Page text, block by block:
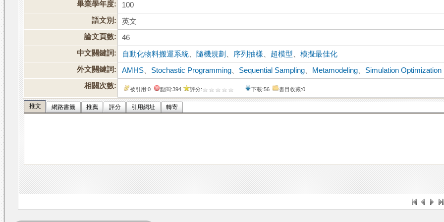
畢業學年度:
100
語文別:
英文
論文頁數:
46
中文關鍵詞:
自動化物料搬運系統 隨機規劃 序列抽樣 超模型 、模擬最佳化
外文關鍵詞:
AMHS Stochastic Programming Sequential Sampling Metamodeling
Simulation Optimization
相關次數:
被引用:0 點閱:394 評分: 下載:56 書目收藏:0
推文 網路書籤 推薦 評分 引用網址 轉寄